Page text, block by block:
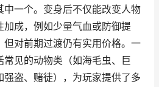
一个。变身后不仅能改变人物
成，例如少量气血或防御提
但对前期过渡仍有实用价格。一
见的动物类（如海毛虫、巨
盗、赌徒），为玩家提供了多